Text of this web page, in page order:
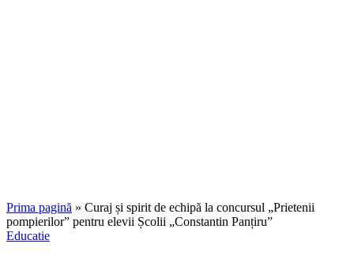
Prima pagină » Curaj și spirit de echipă la concursul „Prietenii
pompierilor” pentru elevii Școlii „Constantin Panțiru”
Educatie